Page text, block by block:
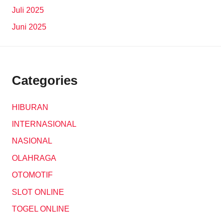
Juli 2025
Juni 2025
Categories
HIBURAN
INTERNASIONAL
NASIONAL
OLAHRAGA
OTOMOTIF
SLOT ONLINE
TOGEL ONLINE